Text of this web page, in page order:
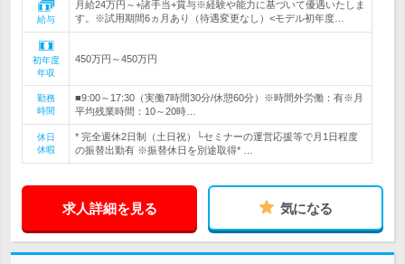
給与
月給24万円～+諸手当+賞与※経験や能力に基づいて優遇いたしま
す。※試用期間6ヵ月あり（待遇変更なし）<モデル初年度…
初年度
年収
450万円～450万円
勤務
時間
■9:00～17:30（実働7時間30分/休憩60分）※時間外労働：有※月
平均残業時間：10～20時…
休日
休暇
* 完全週休2日制（土日祝）└セミナーの運営応援等で月1日程度
の振替出勤有 ※振替休日を別途取得* …
求人詳細を見る 気になる